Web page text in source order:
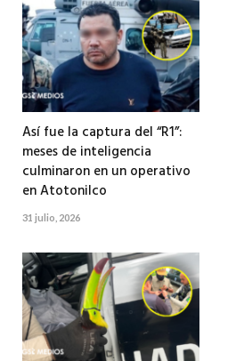
Así fue la captura del “R1”:
meses de inteligencia
culminaron en un operativo
en Atotonilco
31 julio, 2026